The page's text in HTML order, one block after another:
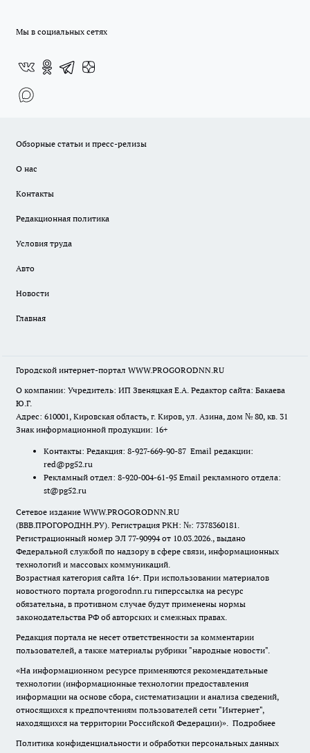
Мы в социальных сетях
Обзорные статьи и пресс-релизы
О нас
Контакты
Редакционная политика
Условия труда
Авто
Новости
Главная
Городской интернет-портал WWW.PROGORODNN.RU
О компании: Учредитель: ИП Звеняцкая Е.А. Редактор сайта: Бакаева
Ю.Г.
Адрес: 610001, Кировская область, г. Киров, ул. Азина, дом № 80, кв. 31
Знак информационной продукции: 16+
Контакты: Редакция: 8-927-669-90-87 Email редакции:
red@pg52.ru
Рекламный отдел: 8-920-004-61-95 Email рекламного отдела:
st@pg52.ru
Сетевое издание WWW.PROGORODNN.RU
(ВВВ.ПРОГОРОДНН.РУ). Регистрация РКН: №: 7378360181.
Регистрационный номер ЭЛ 77-90994 от 10.03.2026., выдано
Федеральной службой по надзору в сфере связи, информационных
технологий и массовых коммуникаций.
Возрастная категория сайта 16+. При использовании материалов
новостного портала progorodnn.ru гиперссылка на ресурс
обязательна, в противном случае будут применены нормы
законодательства РФ об авторских и смежных правах.
Редакция портала не несет ответственности за комментарии
пользователей, а также материалы рубрики "народные новости".
«На информационном ресурсе применяются рекомендательные
технологии (информационные технологии предоставления
информации на основе сбора, систематизации и анализа сведений,
относящихся к предпочтениям пользователей сети "Интернет",
находящихся на территории Российской Федерации)». Подробнее
Политика конфиденциальности и обработки персональных данных